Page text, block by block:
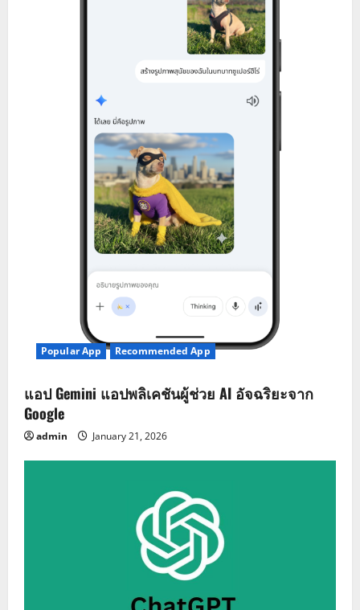
Popular App Recommended App
แอป Gemini แอปพลิเคชันผู้ช่วย AI อัจฉริยะจาก
Google
admin January 21, 2026